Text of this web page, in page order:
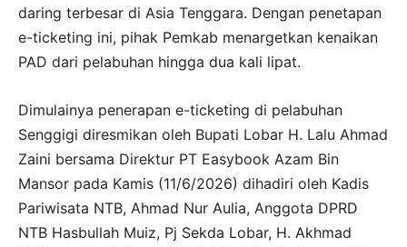
daring terbesar di Asia Tenggara. Dengan penetapan
e-ticketing ini, pihak Pemkab menargetkan kenaikan
PAD dari pelabuhan hingga dua kali lipat.
Dimulainya penerapan e-ticketing di pelabuhan
Senggigi diresmikan oleh Bupati Lobar H. Lalu Ahmad
Zaini bersama Direktur PT Easybook Azam Bin
Mansor pada Kamis (11/6/2026) dihadiri oleh Kadis
Pariwisata NTB, Ahmad Nur Aulia, Anggota DPRD
NTB Hasbullah Muiz, Pj Sekda Lobar, H. Akhmad